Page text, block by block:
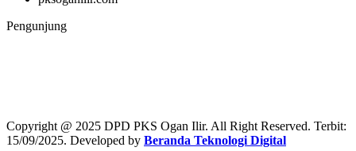
Pengunjung
Copyright @ 2025 DPD PKS Ogan Ilir. All Right Reserved. Terbit:
15/09/2025. Developed by Beranda Teknologi Digital